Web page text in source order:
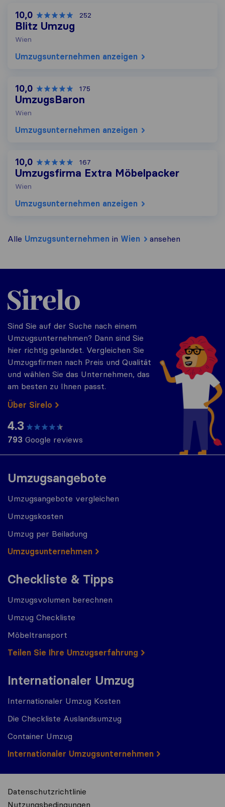
10,0 252
Blitz Umzug
Wien
Umzugs​unternehmen anzeigen
10,0 175
UmzugsBaron
Wien
Umzugs​unternehmen anzeigen
10,0 167
Umzugsfirma Extra Möbelpacker
Wien
Umzugs​unternehmen anzeigen
Alle Umzugs​unternehmen in Wien ansehen
Umzugsangebote
Umzugsangebote vergleichen
Umzugskosten
Umzug per Beiladung
Umzugs​​unternehmen
Checkliste & Tipps
Umzugsvolumen berechnen
Umzug Checkliste
Möbeltransport
Teilen Sie Ihre Umzugserfahrung
Internationaler Umzug
Internationaler Umzug Kosten
Die Checkliste Auslandsumzug
Container Umzug
Internationaler Umzugsunternehmen
Sirelo.at
Sind Sie auf der Suche nach einem
Umzugsunternehmen? Dann sind Sie
hier richtig gelandet. Vergleichen Sie
Umzugsfirmen nach Preis und Qualität
und wählen Sie das Unternehmen, das
am besten zu Ihnen passt.
Über Sirelo
4.3
793 Google reviews
Datenschutzrichtlinie
Nutzungsbedingungen